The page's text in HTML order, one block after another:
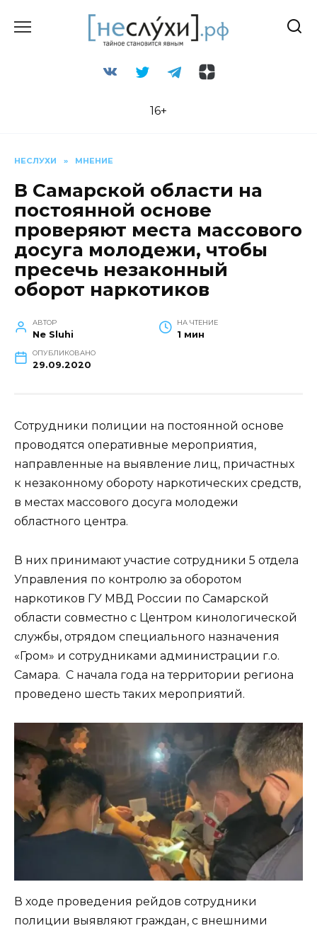
16+
НЕСЛУХИ » МНЕНИЕ
В Самарской области на
постоянной основе
проверяют места массового
досуга молодежи, чтобы
пресечь незаконный
оборот наркотиков
АВТОР
Ne Sluhi
НА ЧТЕНИЕ
1 мин
ОПУБЛИКОВАНО
29.09.2020
Сотрудники полиции на постоянной основе
проводятся оперативные мероприятия,
направленные на выявление лиц, причастных
к незаконному обороту наркотических средств,
в местах массового досуга молодежи
областного центра.
В них принимают участие сотрудники 5 отдела
Управления по контролю за оборотом
наркотиков ГУ МВД России по Самарской
области совместно с Центром кинологической
службы, отрядом специального назначения
«Гром» и сотрудниками администрации г.о.
Самара. С начала года на территории региона
проведено шесть таких мероприятий.
В ходе проведения рейдов сотрудники
полиции выявляют граждан, с внешними